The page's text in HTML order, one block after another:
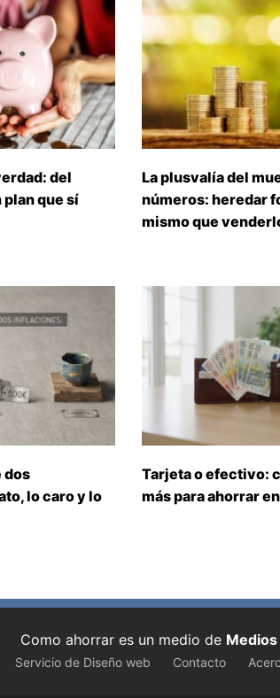
del
plan que sí
La plusvalía del
números: heredar
mismo que
dos
lo caro y lo
Tarjeta o efectivo:
más para ahorrar
Como ahorrar es un medio de
Servicio de Diseño web Contacto